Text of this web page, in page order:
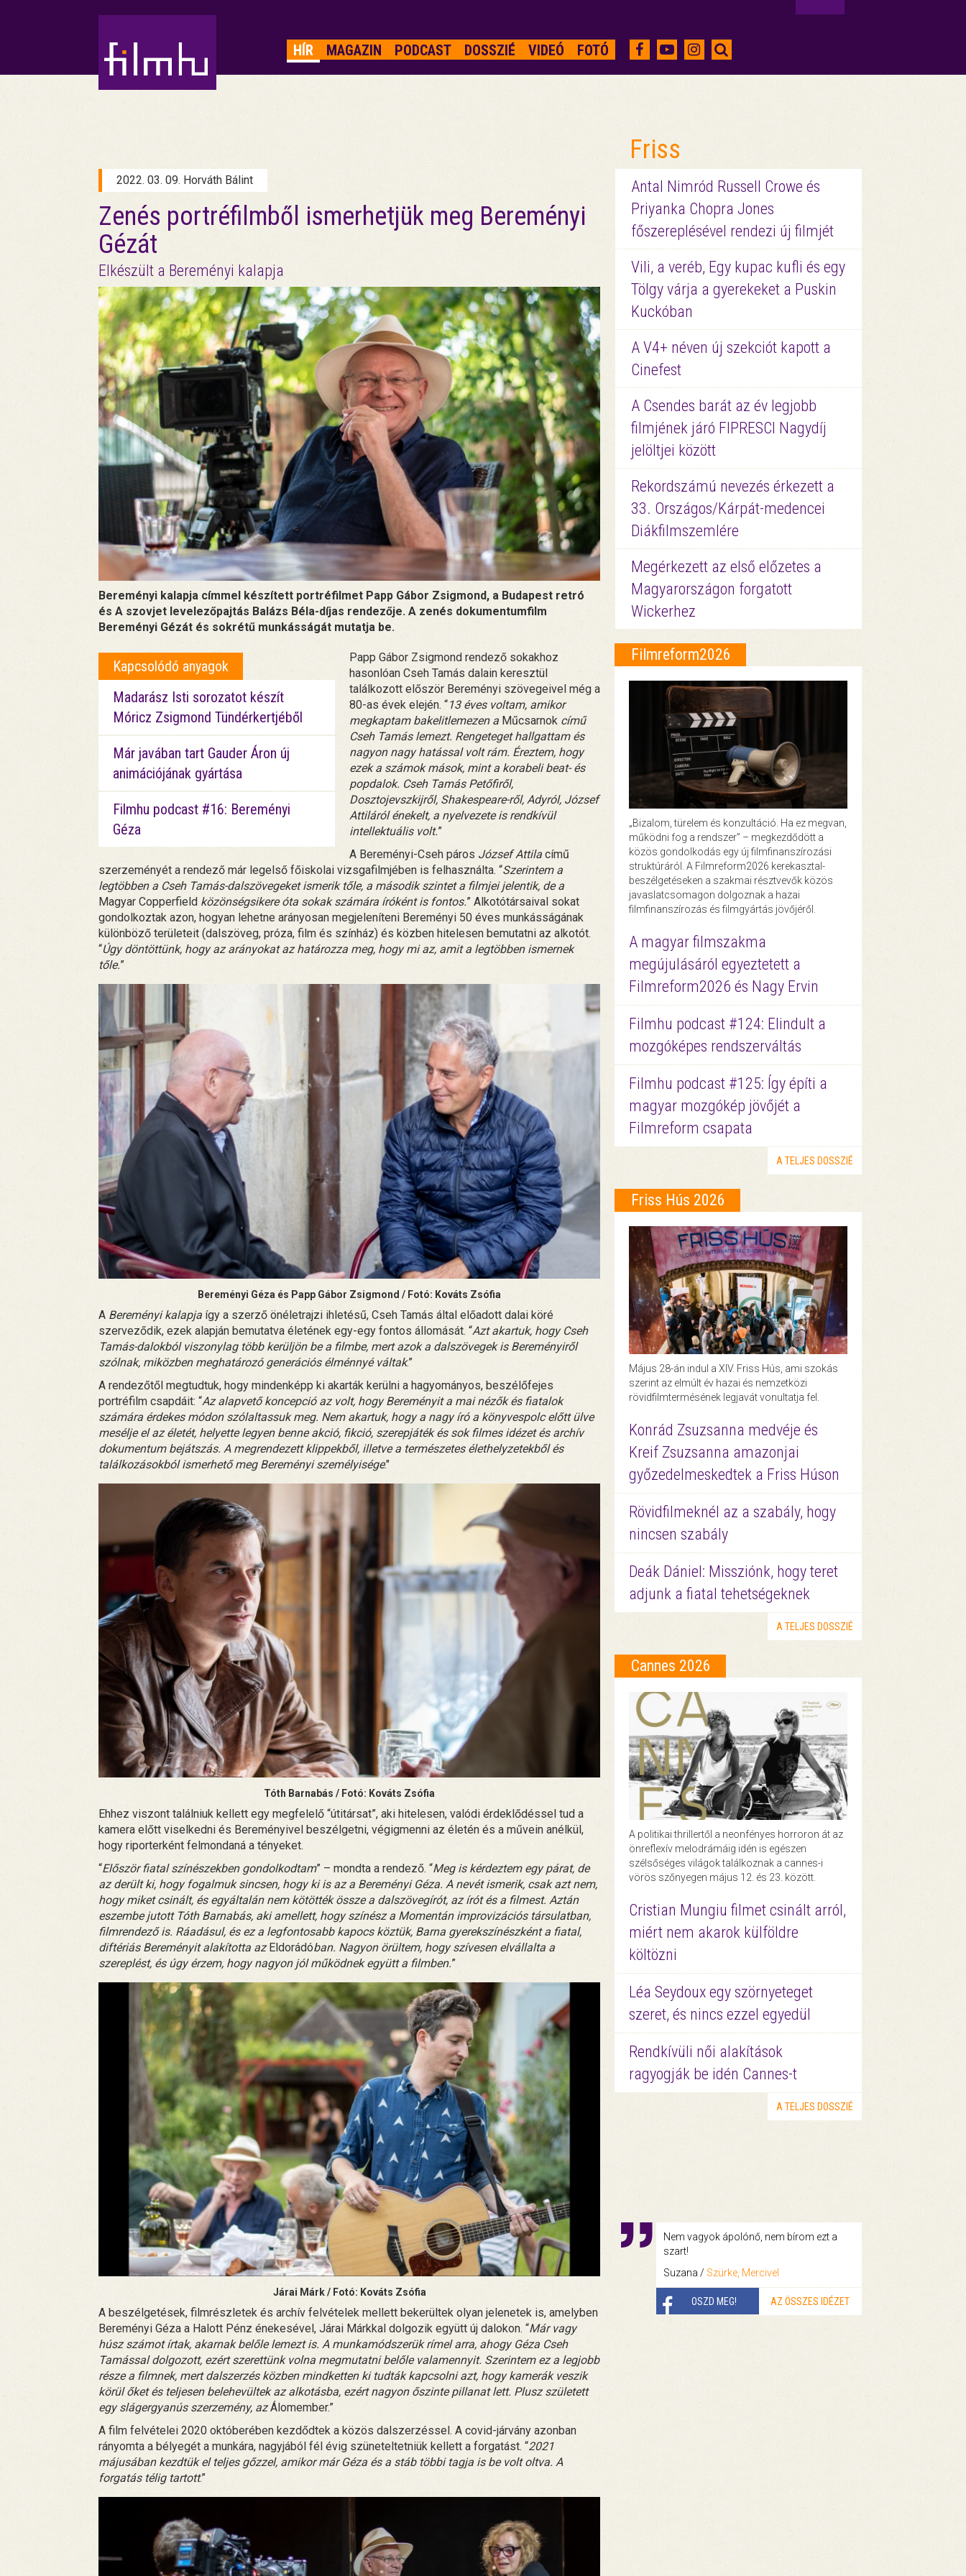
HÍR MAGAZIN PODCAST DOSSZIÉ VIDEÓ FOTÓ
2022. 03. 09. Horváth Bálint
Zenés portréfilmből ismerhetjük meg Bereményi
Gézát
Elkészült a Bereményi kalapja
Bereményi kalapja címmel készített portréfilmet Papp Gábor Zsigmond, a Budapest retró
és A szovjet levelezőpajtás Balázs Béla-díjas rendezője. A zenés dokumentumfilm
Bereményi Gézát és sokrétű munkásságát mutatja be.
Kapcsolódó anyagok
Madarász Isti sorozatot készít
Móricz Zsigmond Tündérkertjéből
Már javában tart Gauder Áron új
animációjának gyártása
Filmhu podcast #16: Bereményi
Géza
Papp Gábor Zsigmond rendező sokakhoz
hasonlóan Cseh Tamás dalain keresztül
találkozott először Bereményi szövegeivel még a
80-as évek elején. “13 éves voltam, amikor
megkaptam bakelitlemezen a Műcsarnok című
Cseh Tamás lemezt. Rengeteget hallgattam és
nagyon nagy hatással volt rám. Éreztem, hogy
ezek a számok mások, mint a korabeli beat- és
popdalok. Cseh Tamás Petőfiről,
Dosztojevszkijről, Shakespeare-ről, Adyról, József
Attiláról énekelt, a nyelvezete is rendkívül
intellektuális volt.”
A Bereményi-Cseh páros József Attila című
szerzeményét a rendező már legelső főiskolai vizsgafilmjében is felhasználta. “Szerintem a
legtöbben a Cseh Tamás-dalszövegeket ismerik tőle, a második szintet a filmjei jelentik, de a
Magyar Copperfield közönségsikere óta sokak számára íróként is fontos.” Alkotótársaival sokat
gondolkoztak azon, hogyan lehetne arányosan megjeleníteni Bereményi 50 éves munkásságának
különböző területeit (dalszöveg, próza, film és színház) és közben hitelesen bemutatni az alkotót.
“Úgy döntöttünk, hogy az arányokat az határozza meg, hogy mi az, amit a legtöbben ismernek
tőle.”
Bereményi Géza és Papp Gábor Zsigmond / Fotó: Kováts Zsófia
A Bereményi kalapja így a szerző önéletrajzi ihletésű, Cseh Tamás által előadott dalai köré
szerveződik, ezek alapján bemutatva életének egy-egy fontos állomását. “Azt akartuk, hogy Cseh
Tamás-dalokból viszonylag több kerüljön be a filmbe, mert azok a dalszövegek is Bereményiről
szólnak, miközben meghatározó generációs élménnyé váltak.”
A rendezőtől megtudtuk, hogy mindenképp ki akarták kerülni a hagyományos, beszélőfejes
portréfilm csapdáit: “Az alapvető koncepció az volt, hogy Bereményit a mai nézők és fiatalok
számára érdekes módon szólaltassuk meg. Nem akartuk, hogy a nagy író a könyvespolc előtt ülve
mesélje el az életét, helyette legyen benne akció, fikció, szerepjáték és sok filmes idézet és archív
dokumentum bejátszás. A megrendezett klippekből, illetve a természetes élethelyzetekből és
találkozásokból ismerhető meg Bereményi személyisége."
Tóth Barnabás / Fotó: Kováts Zsófia
Ehhez viszont találniuk kellett egy megfelelő “útitársat”, aki hitelesen, valódi érdeklődéssel tud a
kamera előtt viselkedni és Bereményivel beszélgetni, végigmenni az életén és a művein anélkül,
hogy riporterként felmondaná a tényeket.
“Először fiatal színészekben gondolkodtam” – mondta a rendező. “Meg is kérdeztem egy párat, de
az derült ki, hogy fogalmuk sincsen, hogy ki is az a Bereményi Géza. A nevét ismerik, csak azt nem,
hogy miket csinált, és egyáltalán nem kötötték össze a dalszövegírót, az írót és a filmest. Aztán
eszembe jutott Tóth Barnabás, aki amellett, hogy színész a Momentán improvizációs társulatban,
filmrendező is. Ráadásul, és ez a legfontosabb kapocs köztük, Barna gyerekszínészként a fiatal,
diftériás Bereményit alakította az Eldorádóban. Nagyon örültem, hogy szívesen elvállalta a
szereplést, és úgy érzem, hogy nagyon jól működnek együtt a filmben.”
Járai Márk/ Fotó: Kováts Zsófia
A beszélgetések, filmrészletek és archív felvételek mellett bekerültek olyan jelenetek is, amelyben
Bereményi Géza a Halott Pénz énekesével, Járai Márkkal dolgozik együtt új dalokon. “Már vagy
húsz számot írtak, akarnak belőle lemezt is. A munkamódszerük rímel arra, ahogy Géza Cseh
Tamással dolgozott, ezért szerettünk volna megmutatni belőle valamennyit. Szerintem ez a legjobb
része a filmnek, mert dalszerzés közben mindketten ki tudták kapcsolni azt, hogy kamerák veszik
körül őket és teljesen belehevültek az alkotásba, ezért nagyon őszinte pillanat lett. Plusz született
egy slágergyanús szerzemény, azÁlomember.”
A film felvételei 2020 októberében kezdődtek a közös dalszerzéssel. A covid-járvány azonban
rányomta a bélyegét a munkára, nagyjából fél évig szüneteltetniük kellett a forgatást. “2021
májusában kezdtük el teljes gőzzel, amikor már Géza és a stáb többi tagja is be volt oltva. A
forgatás télig tartott.”
Friss
Antal Nimród Russell Crowe és
Priyanka Chopra Jones
főszereplésével rendezi új filmjét
Vili, a veréb, Egy kupac kufli és egy
Tölgy várja a gyerekeket a Puskin
Kuckóban
A V4+ néven új szekciót kapott a
Cinefest
A Csendes barát az év legjobb
filmjének járó FIPRESCI Nagydíj
jelöltjei között
Rekordszámú nevezés érkezett a
33. Országos/Kárpát-medencei
Diákfilmszemlére
Megérkezett az első előzetes a
Magyarországon forgatott
Wickerhez
Filmreform2026
„Bizalom, türelem és konzultáció. Ha ez megvan,
működni fog a rendszer” – megkezdődött a
közös gondolkodás egy új filmfinanszírozási
struktúráról. A Filmreform2026 kerekasztal-
beszélgetéseken a szakmai résztvevők közös
javaslatcsomagon dolgoznak a hazai
filmfinanszírozás és filmgyártás jövőjéről.
A magyar filmszakma
megújulásáról egyeztetett a
Filmreform2026 és Nagy Ervin
Filmhu podcast #124: Elindult a
mozgóképes rendszerváltás
Filmhu podcast #125: Így építi a
magyar mozgókép jövőjét a
Filmreform csapata
A TELJES DOSSZIÉ
Friss Hús 2026
Május 28-án indul a XIV. Friss Hús, ami szokás
szerint az elmúlt év hazai és nemzetközi
rövidfilmtermésének legjavát vonultatja fel.
Konrád Zsuzsanna medvéje és
Kreif Zsuzsanna amazonjai
győzedelmeskedtek a Friss Húson
Rövidfilmeknél az a szabály, hogy
nincsen szabály
Deák Dániel: Missziónk, hogy teret
adjunk a fiatal tehetségeknek
A TELJES DOSSZIÉ
Cannes 2026
A politikai thrillertől a neonfényes horroron át az
önreflexív melodrámáig idén is egészen
szélsőséges világok találkoznak a cannes-i
vörös szőnyegen május 12. és 23. között.
Cristian Mungiu filmet csinált arról,
miért nem akarok külföldre
költözni
Léa Seydoux egy szörnyeteget
szeret, és nincs ezzel egyedül
Rendkívüli női alakítások
ragyogják be idén Cannes-t
A TELJES DOSSZIÉ
Nem vagyok ápolónő, nem bírom ezt a
szart!
Suzana / Szürke, Mercivel
OSZD MEG! AZ ÖSSZES IDÉZET